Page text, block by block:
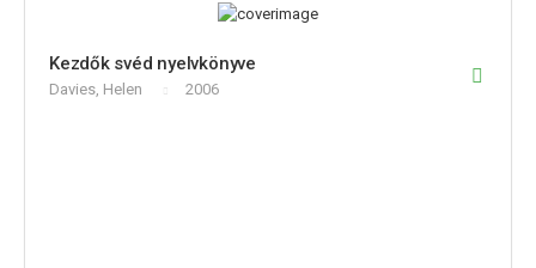
Kezdők svéd nyelvkönyve
Davies, Helen 2006